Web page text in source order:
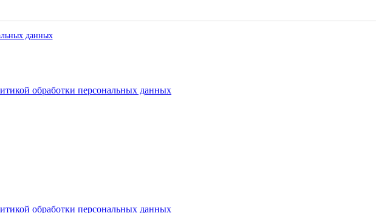
данных
обработки персональных данных
обработки персональных данных